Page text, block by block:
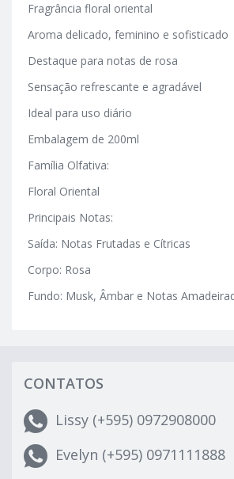
Fragrância floral oriental
Aroma delicado, feminino e sofisticado
Destaque para notas de rosa
Sensação refrescante e agradável
Ideal para uso diário
Embalagem de 200ml
Família Olfativa:
Floral Oriental
Principais Notas:
Saída: Notas Frutadas e Cítricas
Corpo: Rosa
Fundo: Musk, Âmbar e Notas
CONTATOS
Lissy (+595) 0972908000
Evelyn (+595) 0971111888